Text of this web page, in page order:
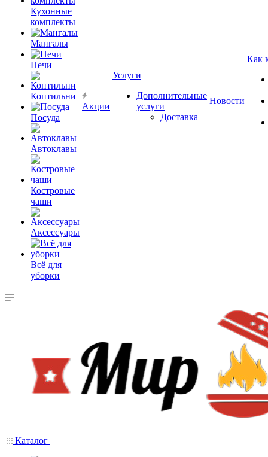
Кухонные
комплекты
Мангалы
Печи
Коптильни
Посуда
Автоклавы
Костровые
чаши
Аксессуары
Всё для
уборки
Акции
Услуги
Дополнительные
услуги
Доставка
Новости
Как
Каталог